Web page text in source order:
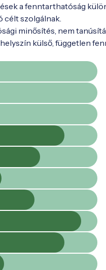
a fenntarthatóság
célt szolgálnak.
minősítés, nem
külső, független